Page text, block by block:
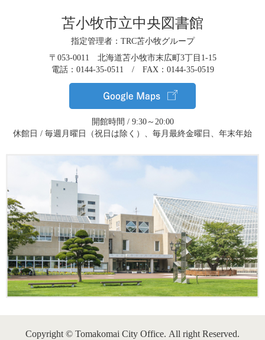
苫小牧市立中央図書館
指定管理者：TRC苫小牧グループ
〒053-0011 北海道苫小牧市末広町3丁目1-15
電話：0144-35-0511 / FAX：0144-35-0519
開館時間 / 9:30～20:00
休館日 / 毎週月曜日（祝日は除く）、毎月最終金曜日、年末年始
Copyright © Tomakomai City Office. All right Reserved.